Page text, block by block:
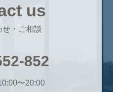
us
せ・ご相談
852
〜20:00